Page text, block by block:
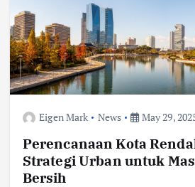
Eigen Mark News May 29,
Perencanaan Kota
Strategi Urban untuk
Bersih